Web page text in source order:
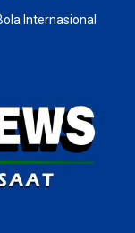
Internasional